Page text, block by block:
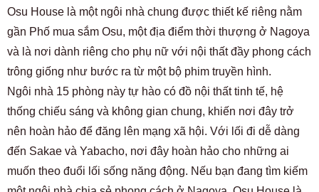
Osu House là một ngôi nhà chung được thiết kế riêng nằm
gần Phố mua sắm Osu, một địa điểm thời thượng ở Nagoya
và là nơi dành riêng cho phụ nữ với nội thất đầy phong cách
trông giống như bước ra từ một bộ phim truyền hình.
Ngôi nhà 15 phòng này tự hào có đồ nội thất tinh tế, hệ
thống chiếu sáng và không gian chung, khiến nơi đây trở
nên hoàn hảo để đăng lên mạng xã hội. Với lối đi dễ dàng
đến Sakae và Yabacho, nơi đây hoàn hảo cho những ai
muốn theo đuổi lối sống năng động. Nếu bạn đang tìm kiếm